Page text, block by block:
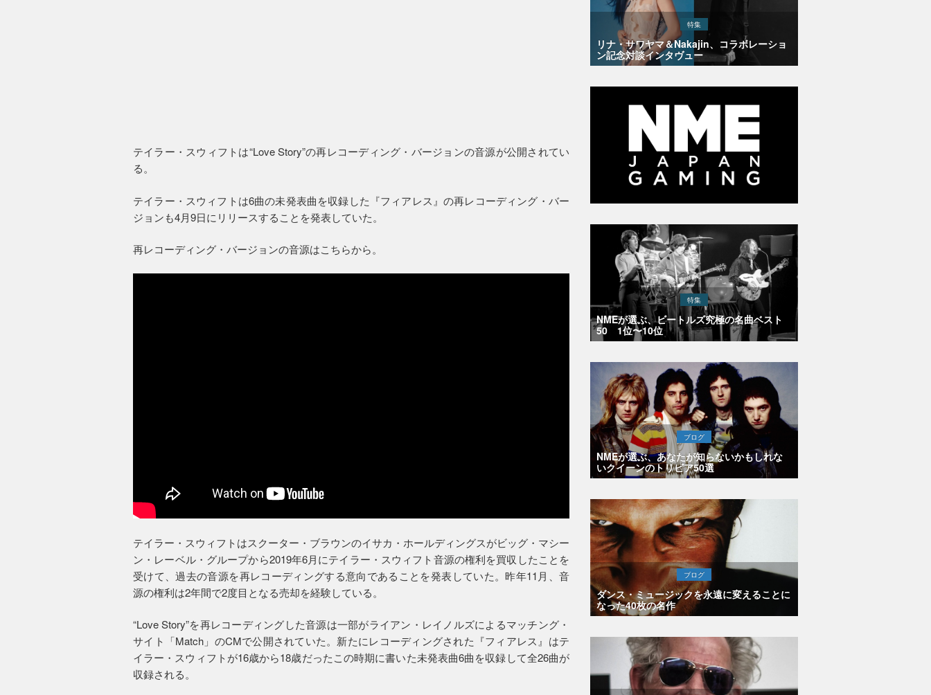
テイラー・スウィフトは“Love Story”の再レコーディング・バージョンの音源が公開されてい
る。
テイラー・スウィフトは6曲の未発表曲を収録した『フィアレス』の再レコーディング・バー
ジョンも4月9日にリリースすることを発表していた。
再レコーディング・バージョンの音源はこちらから。
テイラー・スウィフトはスクーター・ブラウンのイサカ・ホールディングスがビッグ・マシー
ン・レーベル・グループから2019年6月にテイラー・スウィフト音源の権利を買収したことを
受けて、過去の音源を再レコーディングする意向であることを発表していた。昨年11月、音
源の権利は2年間で2度目となる売却を経験している。
“Love Story”を再レコーディングした音源は一部がライアン・レイノルズによるマッチング・
サイト「Match」のCMで公開されていた。新たにレコーディングされた『フィアレス』はテ
イラー・スウィフトが16歳から18歳だったこの時期に書いた未発表曲6曲を収録して全26曲が
収録される。
特集
リナ・サワヤマ＆Nakajin、コラボレーショ
ン記念対談インタヴュー
特集
NMEが選ぶ、ビートルズ究極の名曲ベスト
50 1位〜10位
ブログ
NMEが選ぶ、あなたが知らないかもしれな
いクイーンのトリビア50選
ブログ
ダンス・ミュージックを永遠に変えることに
なった40枚の名作